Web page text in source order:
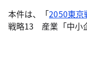
本件は、「2050東京
戦略13 産業「中小